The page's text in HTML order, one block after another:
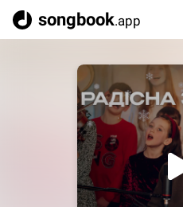
songbook.app